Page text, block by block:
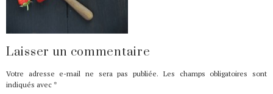
Laisser un commentaire
Votre adresse e-mail ne sera pas publiée. Les champs obligatoires sont
indiqués avec *